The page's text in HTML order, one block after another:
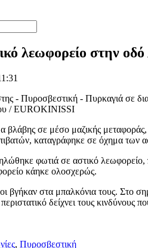
λεωφορείο στην
/ EUROKINISSI
σε μέσο μαζικής μεταφοράς,
καταγράφηκε σε όχημα των
φωτιά σε αστικό
κάηκε ολοσχερώς.
βγήκαν στα μπαλκόνια τους. Στο
δείχνει τους κινδύνους
, Πυροσβεστική